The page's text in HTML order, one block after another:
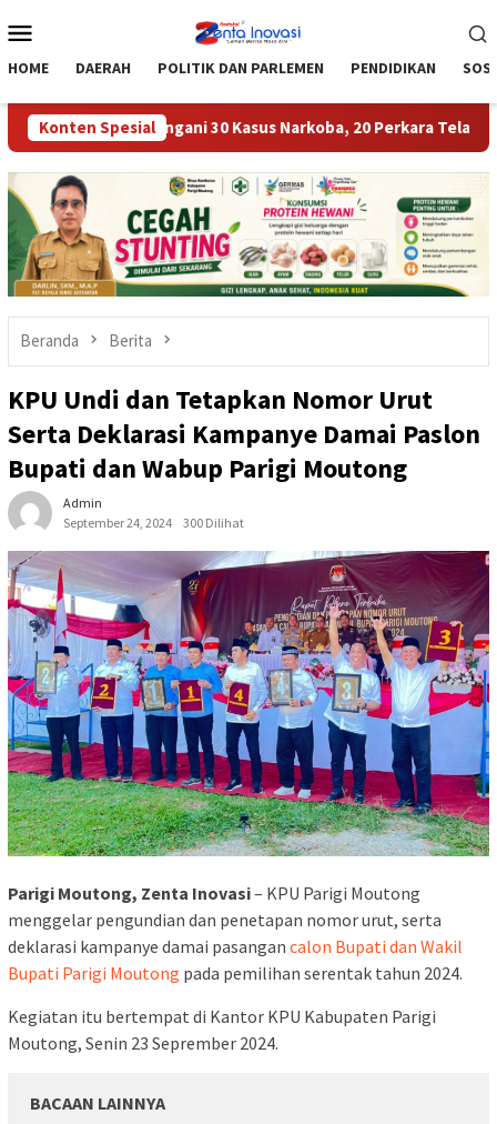
ke
Mobile
HOME DAERAH POLITIK DAN PARLEMEN PENDIDIKAN
Konten Spesial
Tangani 30 Kasus Narkoba, 20 Perkara Telah P21
Beranda Berita
KPU Undi dan Tetapkan Nomor Urut
Serta Deklarasi Kampanye Damai Paslon
Bupati dan Wabup Parigi Moutong
Admin
September 24, 2024
300 Dilihat
Parigi Moutong, Zenta Inovasi– KPU Parigi Moutong
menggelar pengundian dan penetapan nomor urut, serta
deklarasi kampanye damai pasangan calon Bupati dan Wakil
Bupati Parigi Moutong pada pemilihan serentak tahun 2024.
Kegiatan itu bertempat di Kantor KPU Kabupaten Parigi
Moutong, Senin 23 Seprember 2024.
BACAAN LAINNYA